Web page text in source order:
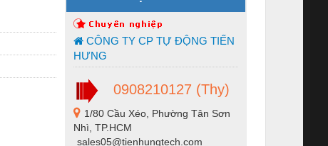
CÔNG TY CP TỰ ĐỘNG TIẾN
HƯNG
0908210127 (Thy)
1/80 Cầu Xéo, Phường Tân Sơn
Nhì, TP.HCM
sales05@tienhungtech.com